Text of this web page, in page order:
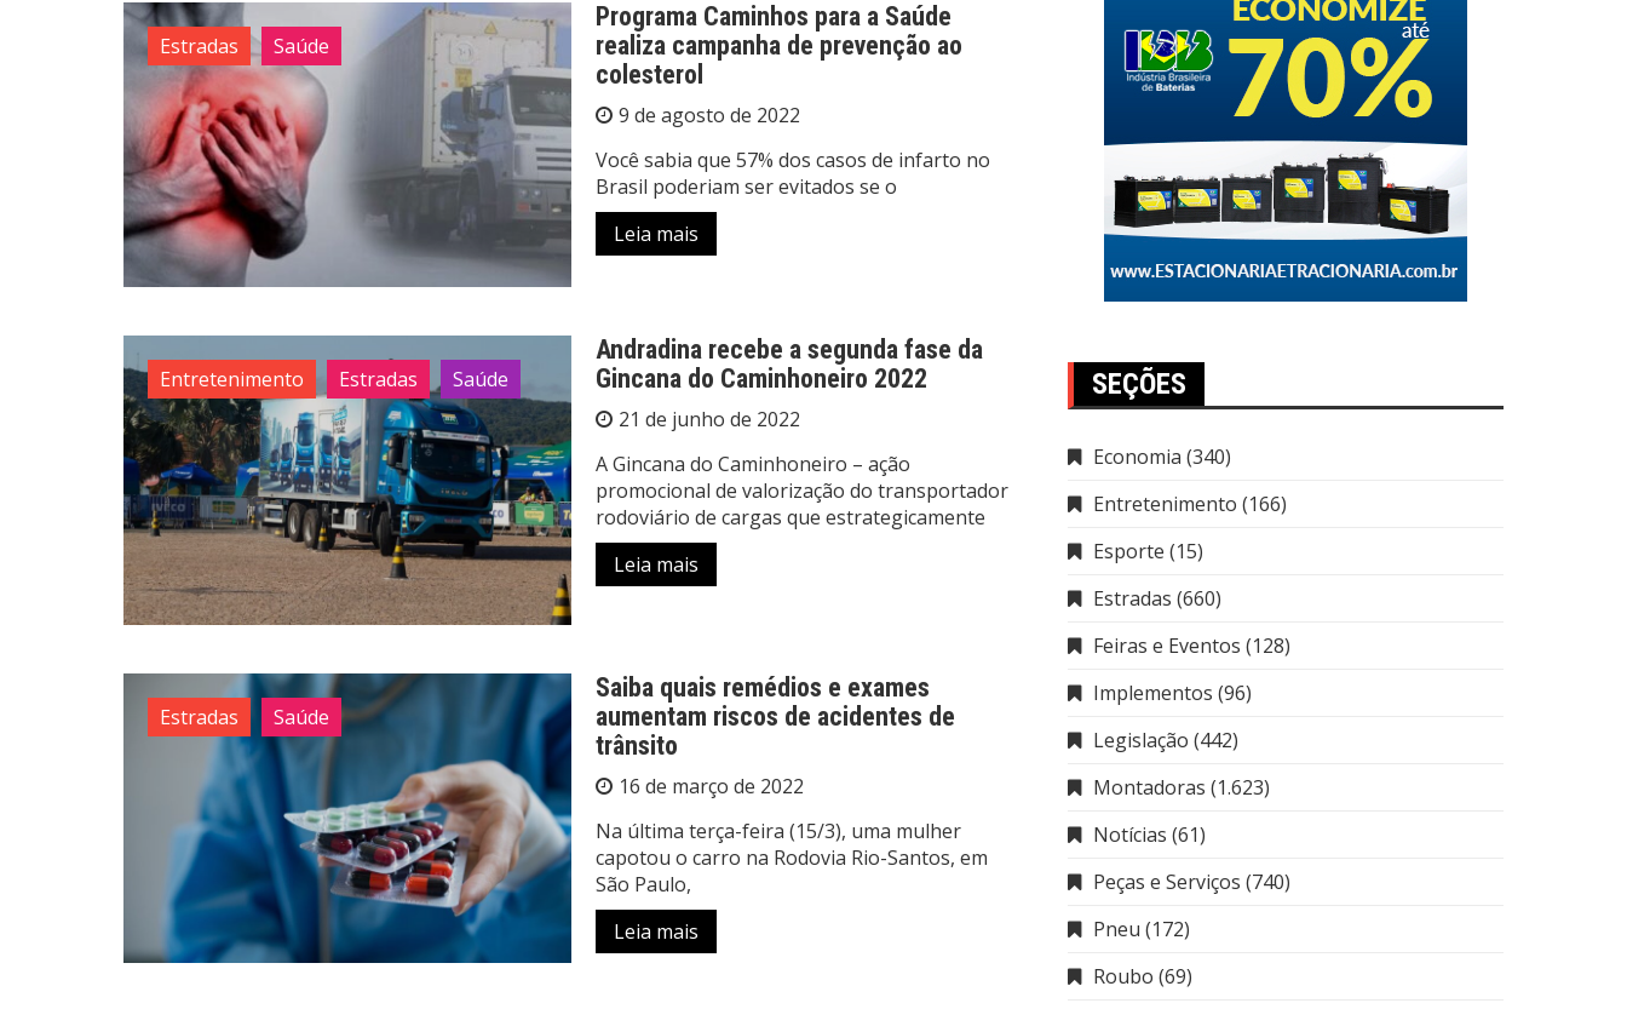
Estradas Saúde
Programa Caminhos para a Saúde
realiza campanha de prevenção ao
colesterol
9 de agosto de 2022
Você sabia que 57% dos casos de infarto no
Brasil poderiam ser evitados se o
Leia mais
Entretenimento Estradas Saúde
Andradina recebe a segunda fase da
Gincana do Caminhoneiro 2022
21 de junho de 2022
A Gincana do Caminhoneiro – ação
promocional de valorização do transportador
rodoviário de cargas que estrategicamente
Leia mais
Estradas Saúde
Saiba quais remédios e exames
aumentam riscos de acidentes de
trânsito
16 de março de 2022
Na última terça-feira (15/3), uma mulher
capotou o carro na Rodovia Rio-Santos, em
São Paulo,
Leia mais
SEÇÕES
Economia (340)
Entretenimento (166)
Esporte (15)
Estradas (660)
Feiras e Eventos (128)
Implementos (96)
Legislação (442)
Montadoras (1.623)
Notícias (61)
Peças e Serviços (740)
Pneu (172)
Roubo (69)